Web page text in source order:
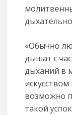
«Обычно
дышат с
дыханий в
возможно
такой